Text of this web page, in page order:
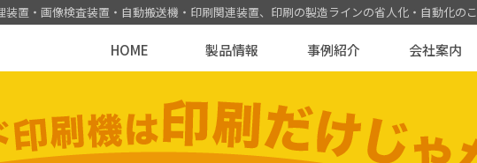
装置・画像検査装置・自動搬送機 ・印刷関連装置、印刷の製造ラインの省人化・自動化の
HOME 製品情報
用途から探す 印刷条件から探す 製品カ
事例紹介
生産数アップ 作業効率アップ 属人化
会社案内
アクセス 海外拠点 全国の